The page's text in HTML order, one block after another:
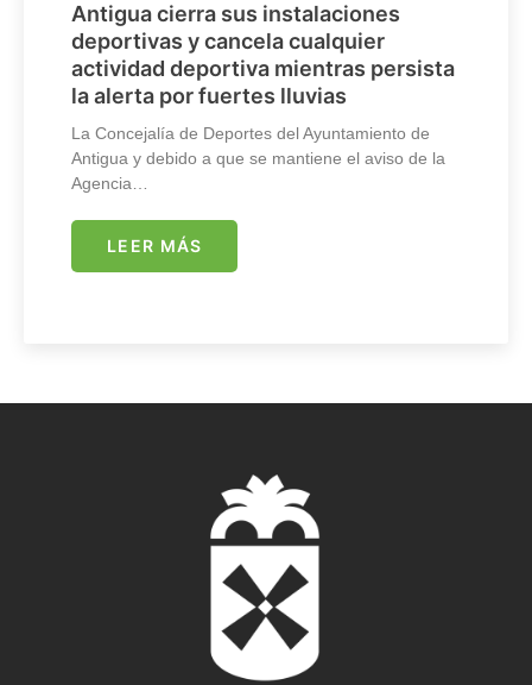
Antigua cierra sus instalaciones
deportivas y cancela cualquier
actividad deportiva mientras persista
la alerta por fuertes lluvias
La Concejalía de Deportes del Ayuntamiento de
Antigua y debido a que se mantiene el aviso de la
Agencia…
LEER MÁS